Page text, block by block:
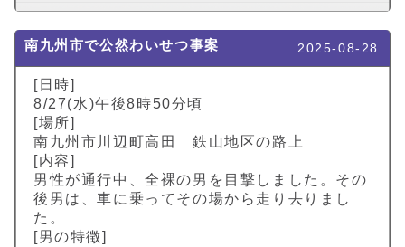
南九州市で公然わいせつ事案 2025-08-28
[日時]
8/27(水)午後8時50分頃
[場所]
南九州市川辺町高田 鉄山地区の路上
[内容]
男性が通行中、全裸の男を目撃しました。その
後男は、車に乗ってその場から走り去りまし
た。
[男の特徴]